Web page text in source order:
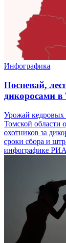
Инфографика
Поспевай,
дикоросами в
Урожай кедровых
Томской области
охотников за
сроки сбора и
инфографике